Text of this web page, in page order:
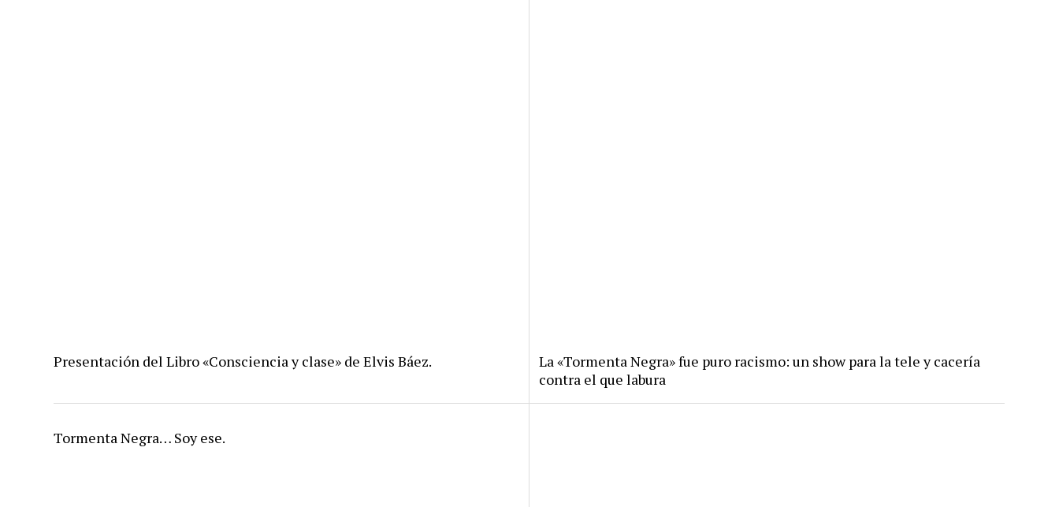
Presentación del Libro «Consciencia y clase» de Elvis Báez.
La «Tormenta Negra» fue puro racismo: un show para la tele y cacería
contra el que labura
Tormenta Negra… Soy ese.